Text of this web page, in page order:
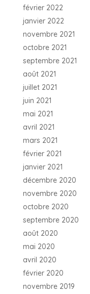
février 2022
janvier 2022
novembre 2021
octobre 2021
septembre 2021
août 2021
juillet 2021
juin 2021
mai 2021
avril 2021
mars 2021
février 2021
janvier 2021
décembre 2020
novembre 2020
octobre 2020
septembre 2020
août 2020
mai 2020
avril 2020
février 2020
novembre 2019